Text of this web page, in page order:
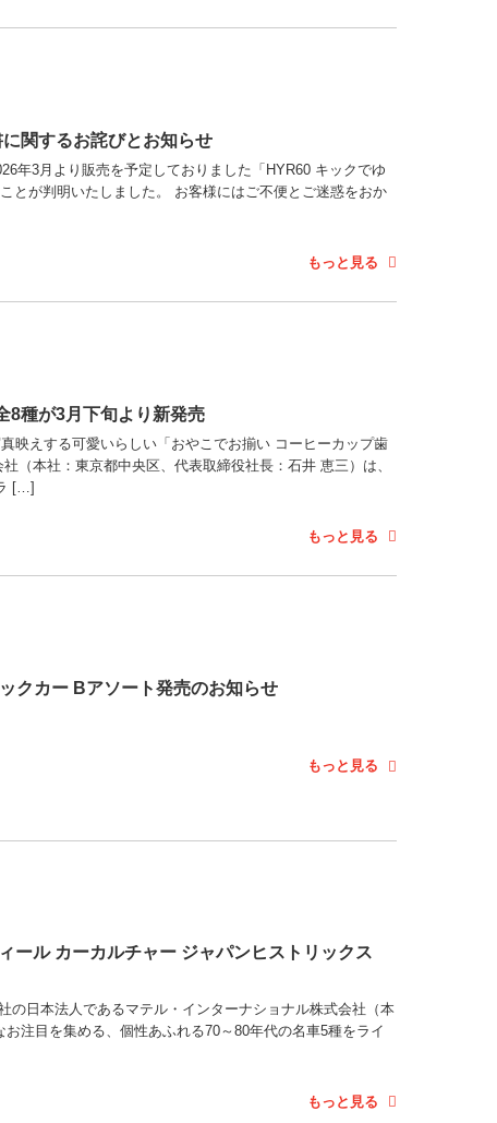
関するお詫びとお知らせ
年3月より販売を予定しておりました「HYR60 キックでゆ
とが判明いたしました。 お客様にはご不便とご迷惑をおか
もっと見る
8種が3月下旬より新発売
映えする可愛いらしい「おやこでお揃い コーヒーカップ歯
（本社：東京都中央区、代表取締役社長：石井 恵三）は、
[…]
もっと見る
クカー Bアソート発売のお知らせ
もっと見る
ール カーカルチャー ジャパンヒストリックス
日本法人であるマテル・インターナショナル株式会社（本
注目を集める、個性あふれる70～80年代の名車5種をライ
もっと見る